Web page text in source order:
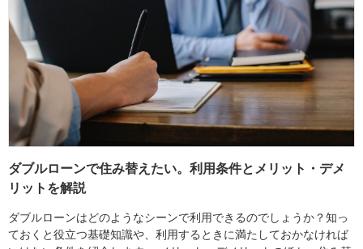
ダブルローンで住み替えたい。利用条件とメリット・デメ
リットを解説
ダブルローンはどのようなシーンで利用できるのでしょうか？知っ
ておくと役立つ基礎知識や、利用するときに満たしておかなければ